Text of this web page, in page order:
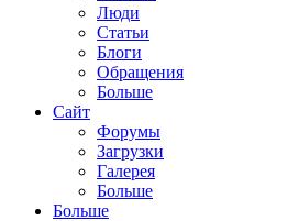
Люди
Статьи
Блоги
Обращения
Больше
Сайт
Форумы
Загрузки
Галерея
Больше
Больше